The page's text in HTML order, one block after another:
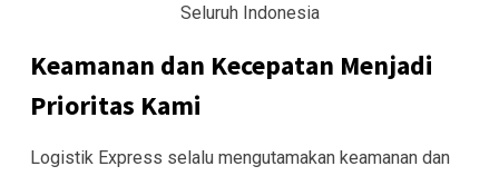
Seluruh Indonesia
Keamanan dan Kecepatan Menjadi
Prioritas Kami
Logistik Express selalu mengutamakan keamanan dan